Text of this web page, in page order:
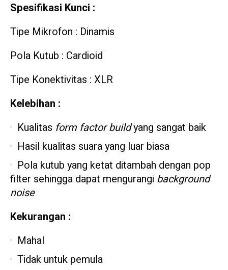
Spesifikasi Kunci :
Tipe Mikrofon : Dinamis
Pola Kutub : Cardioid
Tipe Konektivitas : XLR
Kelebihan :
Kualitas form factor buildyang sangat baik
Hasil kualitas suara yang luar biasa
Pola kutub yang ketat ditambah dengan pop
filter sehingga dapat mengurangi background
noise
Kekurangan :
Mahal
Tidak untuk pemula